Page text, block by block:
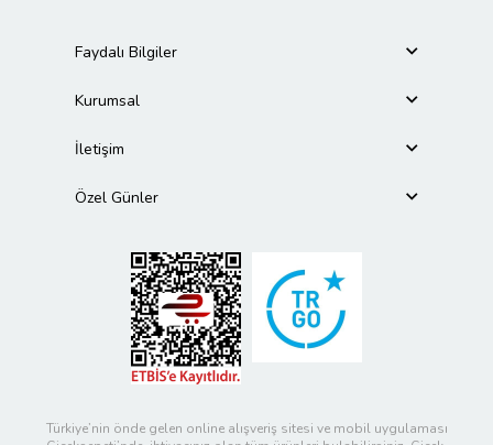
Faydalı Bilgiler
Kurumsal
İletişim
Özel Günler
Türkiye’nin önde gelen online alışveriş sitesi ve mobil uygulaması